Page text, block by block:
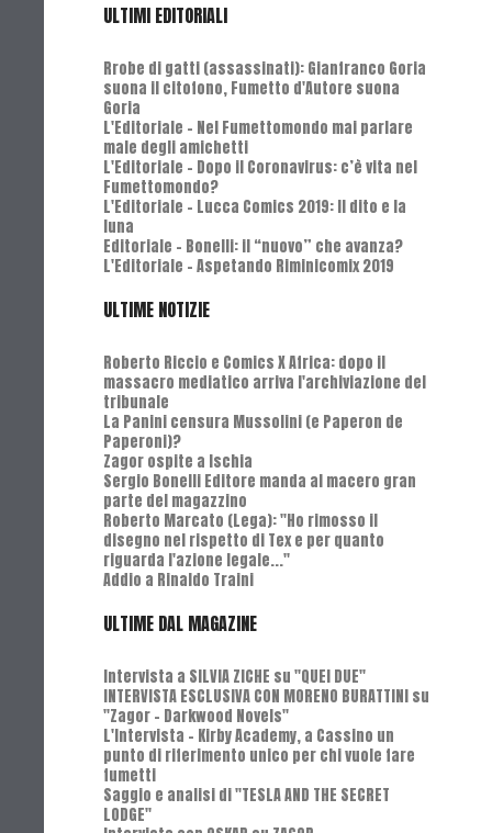
ULTIMI EDITORIALI
Rrobe di gatti (assassinati): Gianfranco Goria
suona il citofono, Fumetto d'Autore suona
Goria
L'Editoriale - Nel Fumettomondo mai parlare
male degli amichetti
L'Editoriale - Dopo il Coronavirus: c’è vita nel
Fumettomondo?
L'Editoriale - Lucca Comics 2019: Il dito e la
luna
Editoriale - Bonelli: il “nuovo” che avanza?
L'Editoriale - Aspetando Riminicomix 2019
ULTIME NOTIZIE
Roberto Riccio e Comics X Africa: dopo il
massacro mediatico arriva l'archiviazione del
tribunale
La Panini censura Mussolini (e Paperon de
Paperoni)?
Zagor ospite a Ischia
Sergio Bonelli Editore manda al macero gran
parte del magazzino
Roberto Marcato (Lega): "Ho rimosso il
disegno nel rispetto di Tex e per quanto
riguarda l'azione legale..."
Addio a Rinaldo Traini
ULTIME DAL MAGAZINE
Intervista a SILVIA ZICHE su "QUEI DUE"
INTERVISTA ESCLUSIVA CON MORENO BURATTINI su
"Zagor - Darkwood Novels"
L'Intervista - Kirby Academy, a Cassino un
punto di riferimento unico per chi vuole fare
fumetti
Saggio e analisi di "TESLA AND THE SECRET
LODGE"